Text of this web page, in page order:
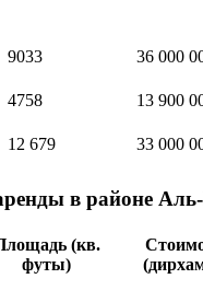
9033
36 000
4758
13 900
12 679 33 000
в районе
(кв.
футы)